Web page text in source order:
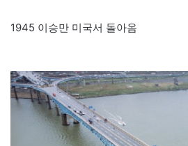
1945 이승만 미국서 돌아옴